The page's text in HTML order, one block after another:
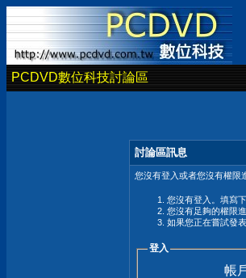
PCDVD數位科技討論區
討論區訊息
您沒有登入或者您沒有權限
您沒有登入。填寫
您沒有足夠的權限
如果您正在嘗試發
登入
帳